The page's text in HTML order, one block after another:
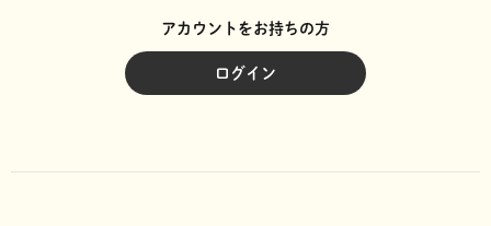
アカウントをお持ちの方
ログイン